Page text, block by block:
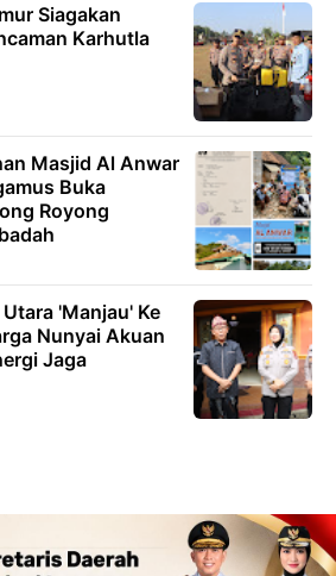
Siagakan
Karhutla
Masjid Al Anwar
Buka
Royong
'Manjau' Ke
Nunyai Akuan
Jaga